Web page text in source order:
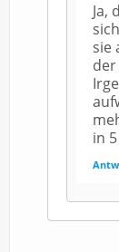
Ja,
sie
der
in